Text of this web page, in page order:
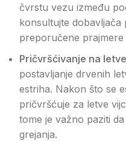
čvrstu vezu između
konsultujte dobavljača
preporučene prajmere
Pričvršćivanje na
postavljanje drvenih
estriha. Nakon što se
pričvršćuje za letve
tome je važno paziti
grejanja.